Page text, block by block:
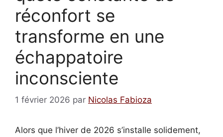
réconfort se
transforme en une
échappatoire
inconsciente
1 février 2026 par Nicolas Fabioza
Alors que l’hiver de 2026 s’installe solidement,